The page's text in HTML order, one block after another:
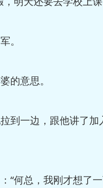
。
的意思。
到一边，跟他讲了
“何总，我刚才想了